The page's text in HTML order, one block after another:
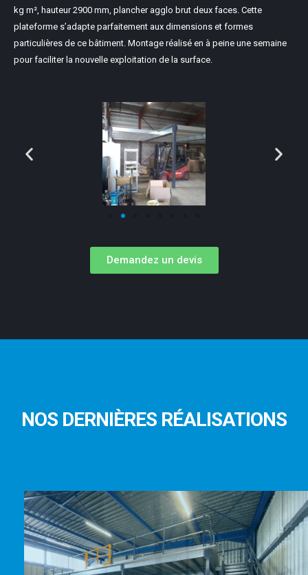
kg m², hauteur 2900 mm, plancher agglo brut deux faces. Cette
plateforme s’adapte parfaitement aux dimensions et formes
particulières de ce bâtiment. Montage réalisé en à peine une semaine
pour faciliter la nouvelle exploitation de la surface.
Demandez un devis
NOS DERNIÈRES RÉALISATIONS